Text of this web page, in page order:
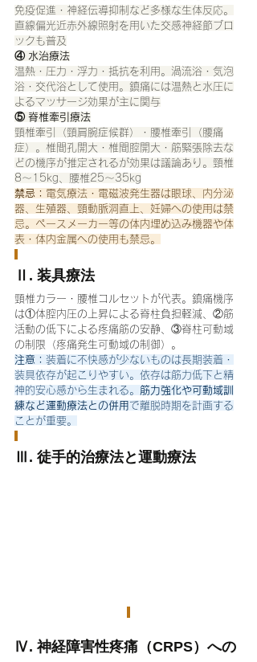
免疫促進・神経伝導抑制など多様な生体反応。
直線偏光近赤外線照射を用いた交感神経節ブロ
ックも普及
④ 水治療法
温熱・圧力・浮力・抵抗を利用。渦流浴・気泡
浴・交代浴として使用。鎮痛には温熱と水圧に
よるマッサージ効果が主に関与
⑤ 脊椎牽引療法
頸椎牽引（頸肩腕症候群）・腰椎牽引（腰痛
症）。椎間孔開大・椎間腔開大・筋緊張除去な
どの機序が推定されるが効果は議論あり。頸椎
8〜15kg、腰椎25〜35kg
禁忌： 電気療法・電磁波発生器は眼球、内分泌
器、生殖器、頸動脈洞直上、妊婦への使用は禁
忌。ペースメーカー等の体内埋め込み機器や体
表・体内金属への使用も禁忌。
Ⅱ. 装具療法
頸椎カラー・腰椎コルセットが代表。鎮痛機序
は①体腔内圧の上昇による脊柱負担軽減、②筋
活動の低下による疼痛筋の安静、③脊柱可動域
の制限（疼痛発生可動域の制御）。
注意： 装着に不快感が少ないものは長期装着・
装具依存が起こりやすい。依存は筋力低下と精
神的安心感から生まれる。 筋力強化や可動域訓
練など運動療法との併用 で離脱時期を計画する
ことが重要。
Ⅲ. 徒手的治療法と運動療法
Ⅳ. 神経障害性疼痛（CRPS）への